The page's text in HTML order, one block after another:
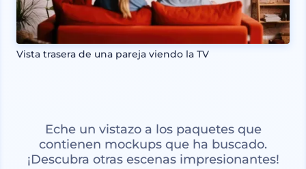
Vista trasera de una pareja viendo la TV
Eche un vistazo a los paquetes que
contienen mockups que ha buscado.
¡Descubra otras escenas impresionantes!